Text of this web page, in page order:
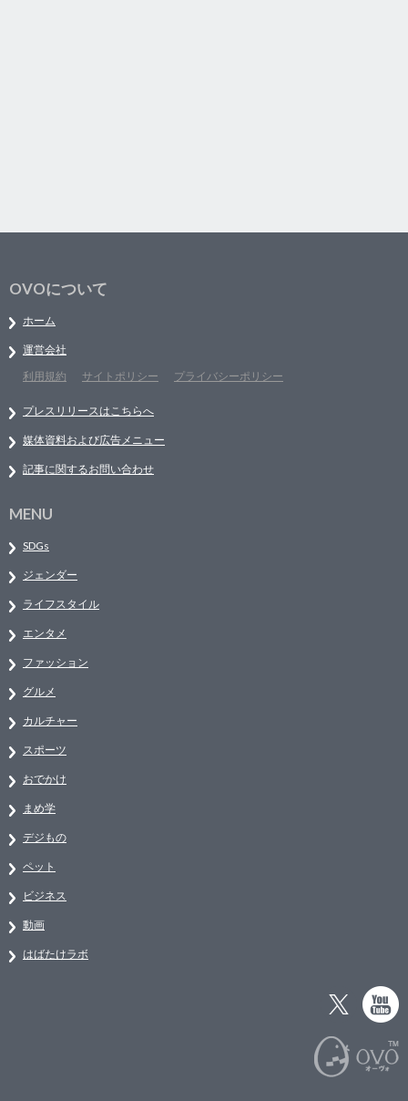
OVOについて
ホーム
運営会社
利用規約
サイトポリシー プライバシーポリシー
プレスリリースはこちらへ
媒体資料および広告メニュー
記事に関するお問い合わせ
MENU
SDGs
ジェンダー
ライフスタイル
エンタメ
ファッション
グルメ
カルチャー
スポーツ
おでかけ
まめ学
デジもの
ペット
ビジネス
動画
はばたけラボ